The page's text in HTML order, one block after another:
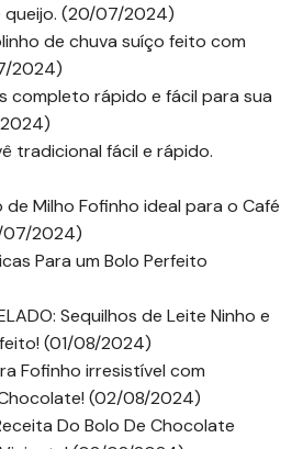
queijo. (20/07/2024)
de chuva suíço feito com
2024)
completo rápido e fácil para sua
tradicional fácil e rápido.
de Milho Fofinho ideal para o Café
07/2024)
Para um Bolo Perfeito
Sequilhos de Leite Ninho e
(01/08/2024)
Fofinho irresistível com
(02/08/2024)
Do Bolo De Chocolate